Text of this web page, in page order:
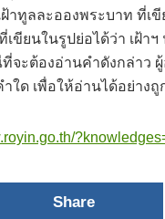
าทูลละอองพระบาท ที่เ
ขียนในรูปย่อได้ว่า เฝ้า
จะต้องอ่านคำดังกล่าว
ใด เพื่อให้อ่านได้อย่างถู
Share